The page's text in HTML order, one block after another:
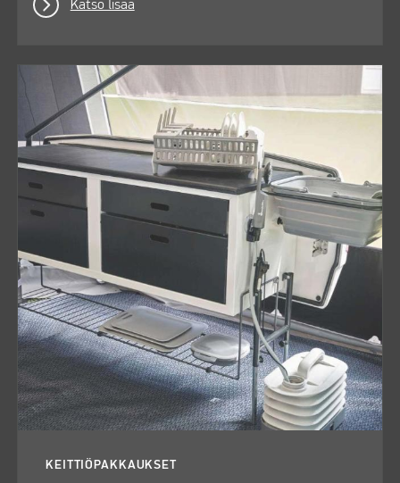
Katso lisää
KEITTIÖPAKKAUKSET